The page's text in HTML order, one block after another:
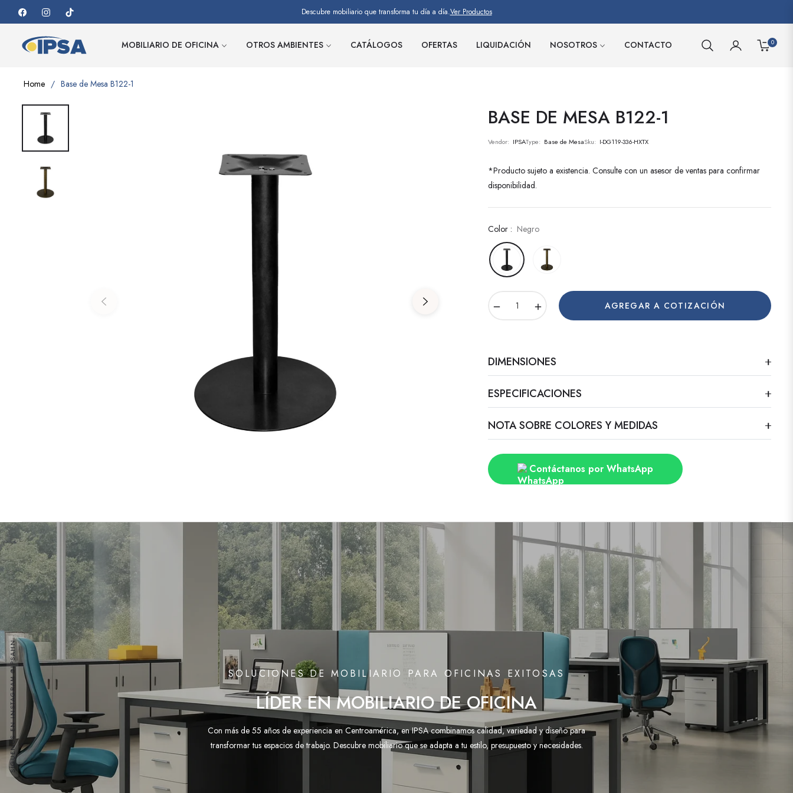
Descubre mobiliario que transforma tu día a día.Ver Productos
MOBILIARIO DE OFICINA OTROS AMBIENTES CATÁLOGOS OFERTAS LIQUIDACIÓN NOSOTROS CONTACTO CARRITO
0
SÍGUENOS EN INSTAGRAM @IPSAHN
Home / Base de Mesa B122-1
BASE DE MESA B122-1
Vendor: IPSAType: Base de MesaSku: I-DG119-336-HXTX
*Producto sujeto a existencia. Consulte con un asesor de ventas para confirmar
disponibilidad.
Color : Negro
AGREGAR A COTIZACIÓN
DIMENSIONES
ESPECIFICACIONES
NOTA SOBRE COLORES Y MEDIDAS
Contáctanos por WhatsApp
SOLUCIONES DE MOBILIARIO PARA OFICINAS EXITOSAS
LÍDER EN MOBILIARIO DE OFICINA
Con más de 55 años de experiencia en Centroamérica, en IPSA combinamos calidad, variedad y diseño para
transformar tus espacios de trabajo. Descubre mobiliario que se adapta a tu estilo, presupuesto y necesidades.